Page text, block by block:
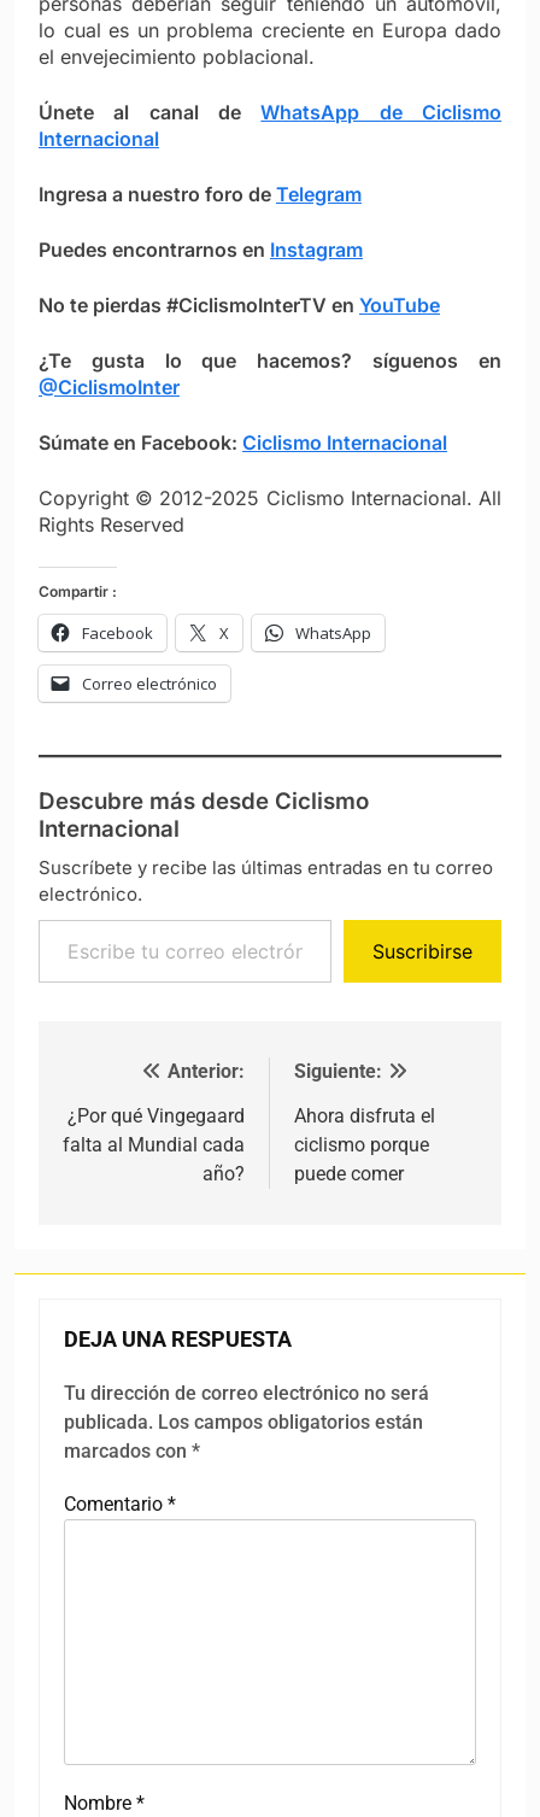
lo cual es un problema creciente en Europa dado
el envejecimiento poblacional.
Únete al canal deWhatsApp de Ciclismo
Internacional
Ingresa a nuestro foro de Telegram
Puedes encontrarnos en Instagram
No te pierdas #CiclismoInterTV en YouTube
¿Te gusta lo que hacemos? síguenos en
@CiclismoInter
Súmate en Facebook: Ciclismo Internacional
Copyright © 2012-2025 Ciclismo Internacional. All
Rights Reserved
Compartir :
Facebook X WhatsApp
Correo electrónico
Descubre más desde Ciclismo
Internacional
Suscríbete y recibe las últimas entradas en tu correo
electrónico.
Escribe tu correo electrónico…
Suscribirse
Navegación de entradas
Anterior:
¿Por qué Vingegaard
falta al Mundial cada
año?
Siguiente:
Ahora disfruta el
ciclismo porque
puede comer
DEJA UNA RESPUESTA
Tu dirección de correo electrónico no será
publicada. Los campos obligatorios están
marcados con *
Comentario *
Nombre *